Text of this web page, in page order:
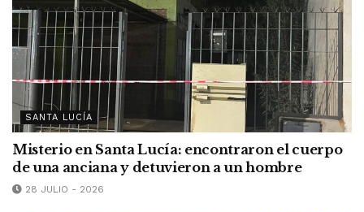
SANTA LUCÍA
Misterio en Santa Lucía: encontraron el cuerpo
de una anciana y detuvieron a un hombre
28 JULIO - 2026